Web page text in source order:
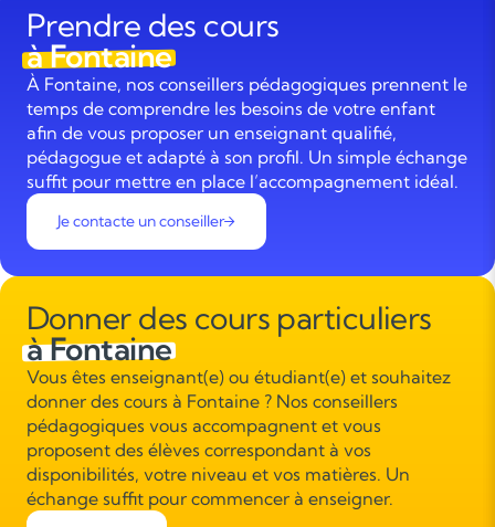
recherchent un suivi sérieux et de qualité pour leur
enfant. »
Prendre des cours
à Fontaine
À Fontaine, nos conseillers pédagogiques prennent le
temps de comprendre les besoins de votre enfant
afin de vous proposer un enseignant qualifié,
pédagogue et adapté à son profil. Un simple échange
suffit pour mettre en place l’accompagnement idéal.
Je contacte un conseiller
Donner des cours particuliers
à Fontaine
Vous êtes enseignant(e) ou étudiant(e) et souhaitez
donner des cours à Fontaine ? Nos conseillers
pédagogiques vous accompagnent et vous
proposent des élèves correspondant à vos
disponibilités, votre niveau et vos matières. Un
échange suffit pour commencer à enseigner.